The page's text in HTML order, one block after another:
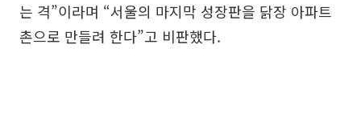
는 격”이라며 “서울의 마지막 성장판을 닭장 아파트
촌으로 만들려 한다”고 비판했다.